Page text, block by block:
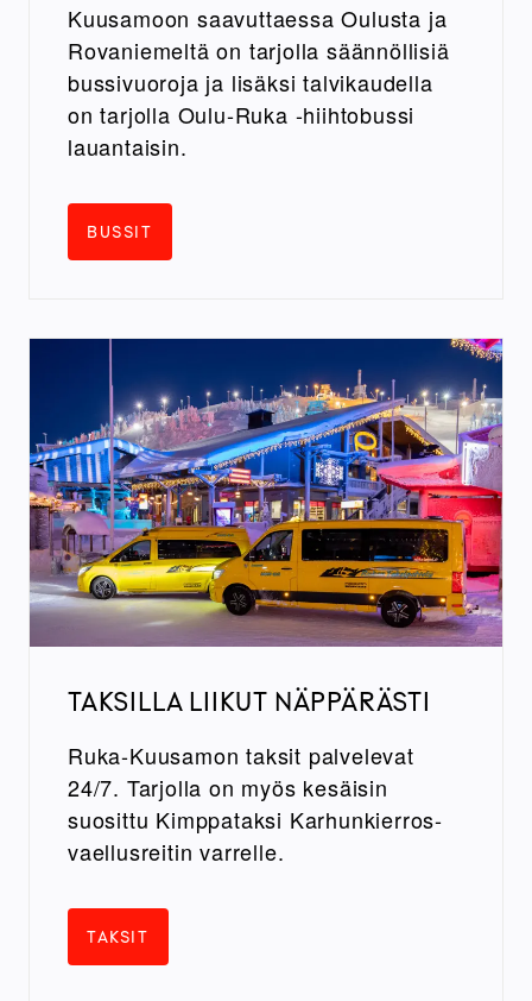
Kuusamoon saavuttaessa Oulusta ja
Rovaniemeltä on tarjolla säännöllisiä
bussivuoroja ja lisäksi talvikaudella
on tarjolla Oulu-Ruka -hiihtobussi
lauantaisin.
BUSSIT
TAKSILLA LIIKUT NÄPPÄRÄSTI
Ruka-Kuusamon taksit palvelevat
24/7. Tarjolla on myös kesäisin
suosittu Kimppataksi Karhunkierros-
vaellusreitin varrelle.
TAKSIT